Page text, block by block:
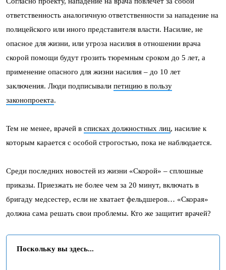
ответственность аналогичную ответственности за нападение на
полицейского или иного представителя власти. Насилие, не
опасное для жизни, или угроза насилия в отношении врача
скорой помощи будут грозить тюремным сроком до 5 лет, а
применение опасного для жизни насилия – до 10 лет
заключения. Люди подписывали петицию в пользу
законопроекта.
Тем не менее, врачей в списках должностных лиц, насилие к
которым карается с особой строгостью, пока не наблюдается.
Среди последних новостей из жизни «Скорой» – сплошные
приказы. Приезжать не более чем за 20 минут, включать в
бригаду медсестер, если не хватает фельдшеров… «Скорая»
должна сама решать свои проблемы. Кто же защитит врачей?
Поскольку вы здесь...